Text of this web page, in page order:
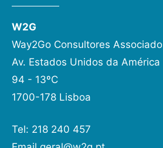
W2G
Way2Go Consultores
Av. Estados Unidos da América
94 - 13ºC
1700-178 Lisboa
Tel: 218 240 457